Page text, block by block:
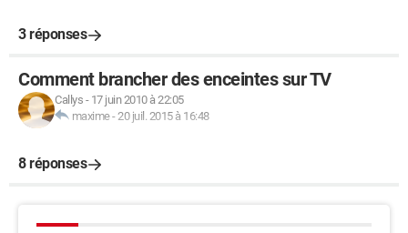
3 réponses
Comment brancher des enceintes sur TV
Callys - 17 juin 2010 à 22:05
maxime-20 juil. 2015 à 16:48
8 réponses